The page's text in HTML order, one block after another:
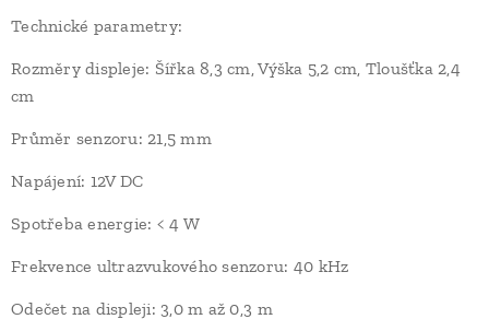
Technické parametry:
Rozměry displeje: Šířka 8,3 cm, Výška 5,2 cm, Tloušťka 2,4
cm
Průměr senzoru: 21,5 mm
Napájení: 12V DC
Spotřeba energie: < 4 W
Frekvence ultrazvukového senzoru: 40 kHz
Odečet na displeji: 3,0 m až 0,3 m